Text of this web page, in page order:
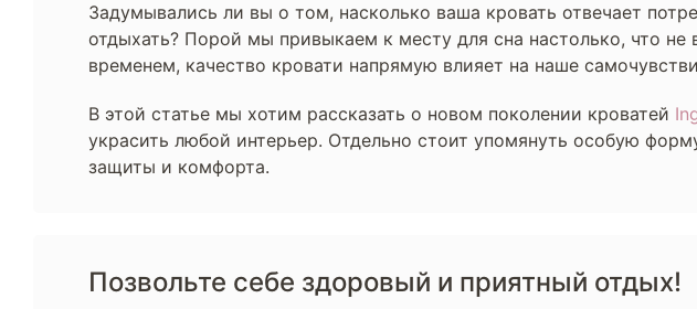
Задумывались ли вы о том, насколько ваша кровать отвечает
отдыхать? Порой мы привыкаем к месту для сна настолько, что
временем, качество кровати напрямую влияет на наше
В этой статье мы хотим рассказать о новом поколении кроватей
украсить любой интерьер. Отдельно стоит упомянуть особую
защиты и комфорта.
Позвольте себе здоровый и приятный отдых!